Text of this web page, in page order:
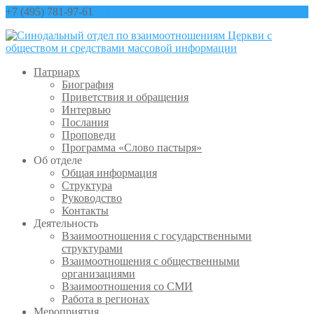
+7 (495) 781-97-61
Патриарх
Биография
Приветствия и обращения
Интервью
Послания
Проповеди
Программа «Слово пастыря»
Об отделе
Общая информация
Структура
Руководство
Контакты
Деятельность
Взаимоотношения с государственными
структурами
Взаимоотношения с общественными
организациями
Взаимоотношения со СМИ
Работа в регионах
Мероприятия